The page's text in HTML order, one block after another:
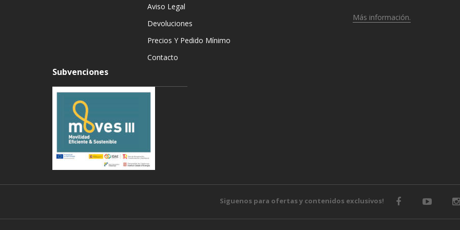
Aviso Legal
Devoluciones
Precios Y Pedido Mínimo
Contacto
Más información.
Subvenciones
Siguenos para ofertas y contenidos exclusivos!